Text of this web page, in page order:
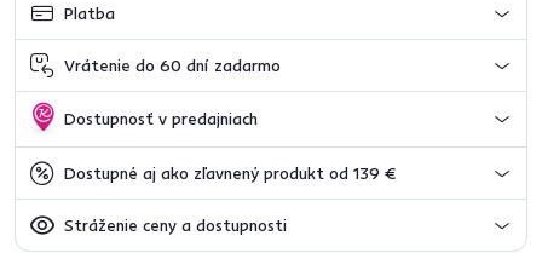
Platba
Vrátenie do 60 dní zadarmo
Dostupnosť v predajniach
Dostupné aj ako zľavnený produkt od 139 €
Stráženie ceny a dostupnosti